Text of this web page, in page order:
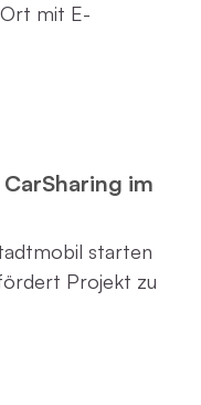
mit E-
im
starten
Projekt zu